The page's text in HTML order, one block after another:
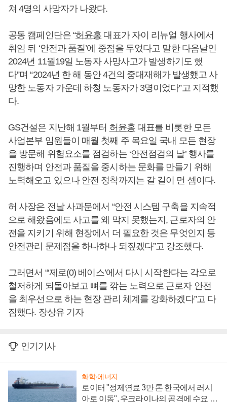
쳐 4명의 사망자가 나왔다.
공동 캠페인단은 “허윤홍 대표가 자이 리뉴얼 행사에서
취임 뒤 ‘안전과 품질’에 중점을 두었다고 말한 다음날인
2024년 11월19일 노동자 사망사고가 발생하기도 했
다”며 “2024년 한 해 동안 4건의 중대재해가 발생했고 사
망한 노동자 가운데 하청 노동자가 3명이었다”고 지적했
다.
GS건설은 지난해 1월부터 허윤홍대표를 비롯한 모든
사업본부 임원들이 매월 첫째 주 목요일 국내 모든 현장
을 방문해 위험요소를 점검하는 ‘안전점검의 날’ 행사를
진행하며 안전과 품질을 중시하는 문화를 만들기 위해
노력해오고 있으나 안전 정착까지는 갈 길이 먼 셈이다.
허 사장은 전날 사과문에서 “안전 시스템 구축을 지속적
으로 해왔음에도 사고를 왜 막지 못했는지, 근로자의 안
전을 지키기 위해 현장에서 더 필요한 것은 무엇인지 등
안전관리 문제점을 하나하나 되짚겠다”고 강조했다.
그러면서 “‘제로(0) 베이스’에서 다시 시작한다는 각오로
철저하게 되돌아보고 뼈를 깎는 노력으로 근로자 안전
을 최우선으로 하는 현장 관리 체계를 강화하겠다”고 다
짐했다. 장상유 기자
인기기사
화학·에너지
로이터 "정제연료 3만 톤 한국에서 러시
아로 이동", 우크라이나의 공격에 수요 늘